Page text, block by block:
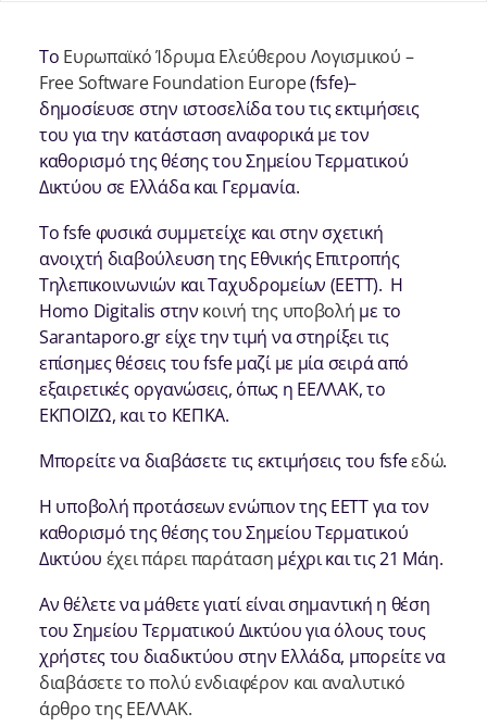
Το Ευρωπαϊκό Ίδρυμα Ελεύθερου Λογισμικού –
Free Software Foundation Europe(fsfe)–
δημοσίευσε στην ιστοσελίδα του τις εκτιμήσεις
του για την κατάσταση αναφορικά με τον
καθορισμό της θέσης του Σημείου Τερματικού
Δικτύου σε Ελλάδα και Γερμανία.
Το fsfe φυσικά συμμετείχε και στην σχετική
ανοιχτή διαβούλευση της Εθνικής Επιτροπής
Τηλεπικοινωνιών και Ταχυδρομείων (ΕΕΤΤ). Η
Homo Digitalis στην κοινή της υποβολή με το
Sarantaporo.gr είχε την τιμή να στηρίξει τις
επίσημες θέσεις του fsfe μαζί με μία σειρά από
εξαιρετικές οργανώσεις, όπως η ΕΕΛΛΑΚ, το
ΕΚΠΟΙΖΩ, και το ΚΕΠΚΑ.
Μπορείτε να διαβάσετε τις εκτιμήσεις του fsfeεδώ.
H υποβολή προτάσεων ενώπιον της ΕΕΤΤ για τον
καθορισμό της θέσης του Σημείου Τερματικού
Δικτύου έχει πάρει παράταση μέχρι και τις 21 Μάη.
Αν θέλετε να μάθετε γιατί είναι σημαντική η θέση
του Σημείου Τερματικού Δικτύου για όλους τους
χρήστες του διαδικτύου στην Ελλάδα, μπορείτε να
διαβάσετε το πολύ ενδιαφέρον και αναλυτικό
άρθρο της ΕΕΛΛΑΚ.